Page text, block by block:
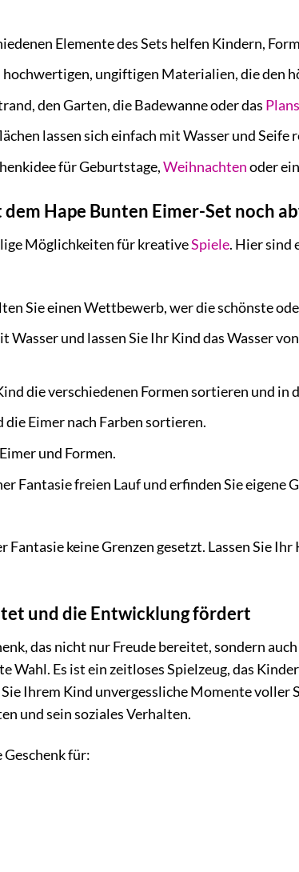
Elemente des Sets helfen Kindern,
ungiftigen Materialien, die den
den Garten, die Badewanne oder das
lassen sich einfach mit Wasser und Seife
für Geburtstage,Weihnachtenoder
dem Hape Bunten Eimer-Set noch
Möglichkeiten für kreativeSpiele. Hier sind
Sie einen Wettbewerb, wer die schönste
Wasser und lassen Sie Ihr Kind das Wasser
die verschiedenen Formen sortieren und in
die Eimer nach Farben sortieren.
und Formen.
Fantasie freien Lauf und erfinden Sie
keine Grenzen gesetzt. Lassen Sie
und die Entwicklung fördert
das nicht nur Freude bereitet, sondern
Wahl. Es ist ein zeitloses Spielzeug, das
Ihrem Kind unvergessliche Momente voller
und sein soziales Verhalten.
Geschenk für: